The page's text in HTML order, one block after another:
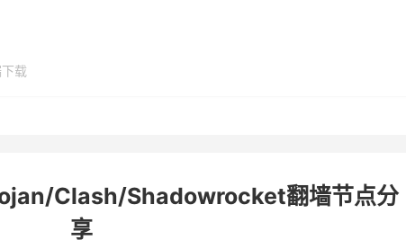
载
Clash/Shadowrocket翻墙节点分
享